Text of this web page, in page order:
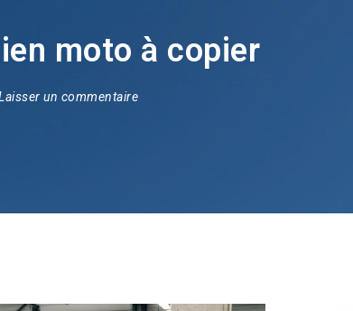
moto à copier
un commentaire